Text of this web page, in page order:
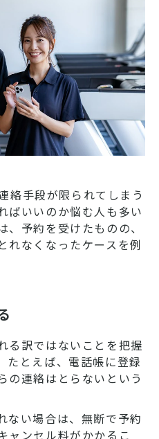
手段が限られてしまう
ばいいのか悩む人も多い
予約を受けたものの、
れなくなったケースを例
る訳ではないことを把握
たとえば、電話帳に登録
の連絡はとらないという
ない場合は、無断で予約
ャンセル料がかかるこ